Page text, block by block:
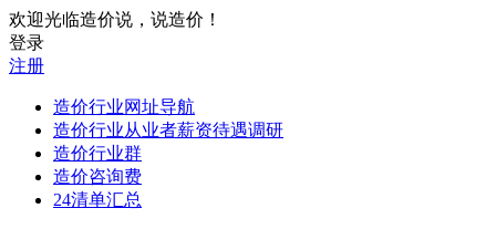
欢迎光临造价说，说造价！
登录
注册
造价行业网址导航
造价行业从业者薪资待遇调研
造价行业群
造价咨询费
24清单汇总